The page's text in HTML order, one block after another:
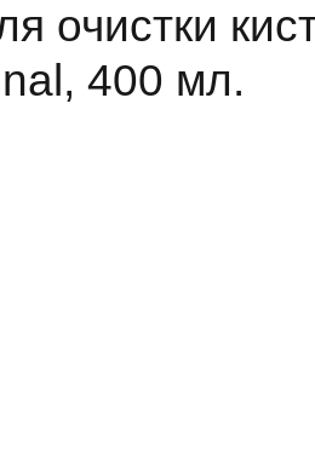
очистки
400 мл.